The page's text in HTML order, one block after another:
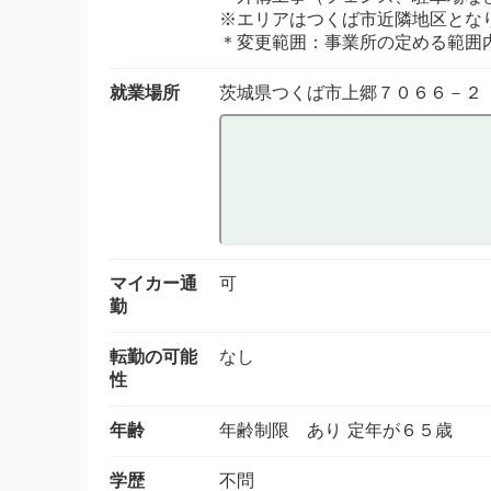
※エリアはつくば市近隣地区とな
＊変更範囲：事業所の定める範囲
就業場所 茨城県つくば市上郷７０６６－２
マイカー通
勤
可
転勤の可能
性
なし
年齢 年齢制限 あり 定年が６５歳
学歴 不問